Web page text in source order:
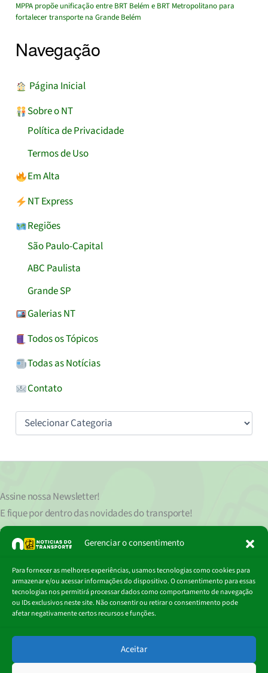
Gerenciar o consentimento
Para fornecer as melhores experiências, usamos tecnologias como cookies para
armazenar e/ou acessar informações do dispositivo. O consentimento para essas
tecnologias nos permitirá processar dados como comportamento de navegação
ou IDs exclusivos neste site. Não consentir ou retirar o consentimento pode
afetar negativamente certos recursos e funções.
Aceitar
MPPA propõe unificação entre BRT Belém e BRT Metropolitano para
fortalecer transporte na Grande Belém
Navegação
︎ Página Inicial
Sobre o NT
Política de Privacidade
Termos de Uso
Em Alta
NT Express
Regiões
São Paulo-Capital
ABC Paulista
Grande SP
Galerias NT
Todos os Tópicos
Todas as Notícias
Contato
Assine nossaNewsletter!
E fique por dentro das novidades do transporte!
Seu endereço de e-mail
clicando aqui.
Digite
mail…
Assinar
© 2018 - 2026
Portal Notícias do Transporte